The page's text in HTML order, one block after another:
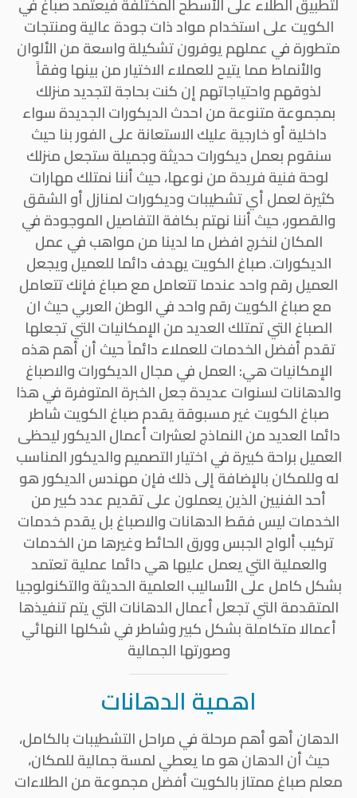
الكويت على استخدام مواد ذات جودة عالية ومنتجات
متطورة في عملهم يوفرون تشكيلة واسعة من الألوان
والأنماط مما يتيح للعملاء الاختيار من بينها وفقاً
لذوقهم واحتياجاتهم إن كنت بحاجة لتجديد منزلك
بمجموعة متنوعة من احدث الديكورات الجديدة سواء
داخلية أو خارجية عليك الاستعانة على الفور بنا حيث
سنقوم بعمل ديكورات حديثة وجميلة ستجعل منزلك
لوحة فنية فريدة من نوعها، حيث أننا نمتلك مهارات
كثيرة لعمل أي تشطيبات وديكورات لمنازل أو الشقق
والقصور، حيث أننا نهتم بكافة التفاصيل الموجودة في
المكان لنخرج افضل ما لدينا من مواهب في عمل
الديكورات. صباغ الكويت يهدف دائما للعميل ويجعل
العميل رقم واحد عندما تتعامل مع صباغ فإنك تتعامل
مع صباغ الكويت رقم واحد في الوطن العربي حيث ان
الصباغ التي تمتلك العديد من الإمكانيات التي تجعلها
تقدم أفضل الخدمات للعملاء دائماً حيث أن أهم هذه
الإمكانيات هي: العمل في مجال الديكورات والاصباغ
والدهانات لسنوات عديدة جعل الخبرة المتوفرة في هذا
صباغ الكويت غير مسبوقة يقدم صباغ الكويت شاطر
دائما العديد من النماذج لعشرات أعمال الديكور ليحظى
العميل براحة كبيرة في اختيار التصميم والديكور المناسب
له وللمكان بالإضافة إلى ذلك فإن مهندس الديكور هو
أحد الفنيين الذين يعملون على تقديم عدد كبير من
الخدمات ليس فقط الدهانات والاصباغ بل يقدم خدمات
تركيب ألواح الجبس وورق الحائط وغيرها من الخدمات
والعملية التي يعمل عليها هي دائما عملية تعتمد
بشكل كامل على الأساليب العلمية الحديثة والتكنولوجيا
المتقدمة التي تجعل أعمال الدهانات التي يتم تنفيذها
أعمالا متكاملة بشكل كبير وشاطر في شكلها النهائي
وصورتها الجمالية
اهمية الدهانات
الدهان أهو أهم مرحلة في مراحل التشطيبات بالكامل،
حيث أن الدهان هو ما يعطي لمسة جمالية للمكان،
معلم صباغ ممتاز بالكويت أفضل مجموعة من الطلاءات